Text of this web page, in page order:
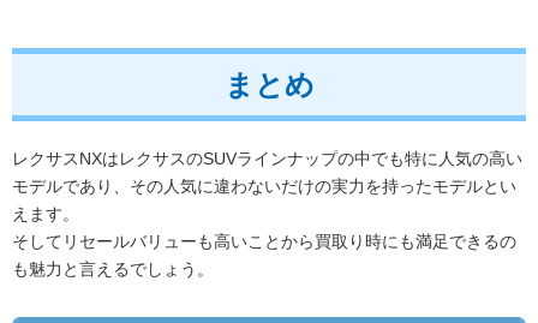
まとめ
レクサスNXはレクサスのSUVラインナップの中でも特に人気の高い
モデルであり、その人気に違わないだけの実力を持ったモデルとい
えます。
そしてリセールバリューも高いことから買取り時にも満足できるの
も魅力と言えるでしょう。